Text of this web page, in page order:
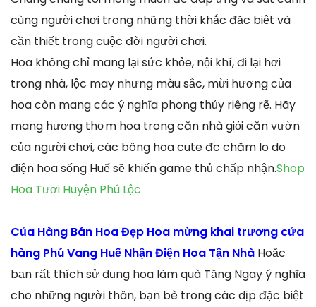
cùng người chơi trong những thời khắc đặc biệt và
cần thiết trong cuộc đời người chơi.
Hoa không chỉ mang lại sức khỏe, nội khí, đi lại hơi
trong nhà, lộc may nhưng màu sắc, mừi hương của
hoa còn mang các ý nghĩa phong thủy riêng rẽ. Hãy
mang hương thơm hoa trong căn nhà giỏi căn vườn
của người chơi, các bông hoa cute đc chăm lo do
điện hoa sống Huế sẽ khiến game thủ chấp nhận.Shop
Hoa Tươi Huyện Phú Lộc
Của Hàng Bán Hoa Đẹp Hoa mừng khai trương cửa
hàng Phú Vang Huế Nhận Điện Hoa Tận Nhà Hoặc
bạn rất thích sử dụng hoa làm quà Tặng Ngay ý nghĩa
cho những người thân, bạn bè trong các dịp đặc biệt